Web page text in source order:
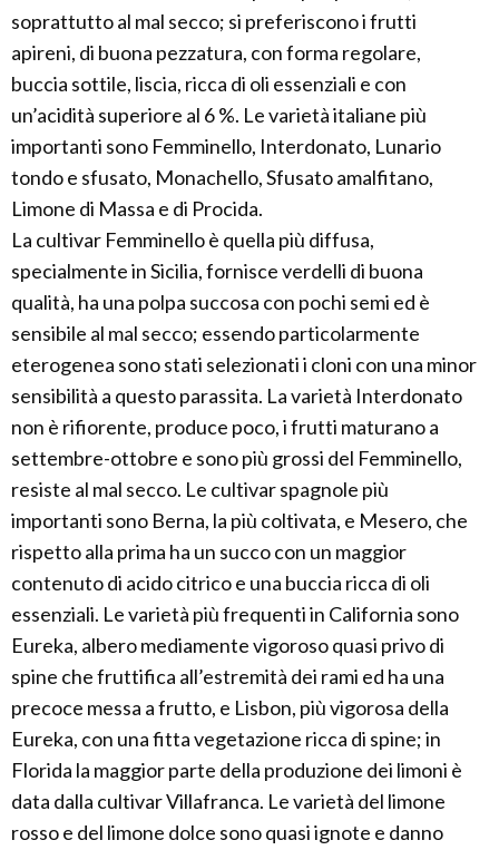
soprattutto al mal secco; si preferiscono i frutti
apireni, di buona pezzatura, con forma regolare,
buccia sottile, liscia, ricca di oli essenziali e con
un’acidità superiore al 6 %. Le varietà italiane più
importanti sono Femminello, Interdonato, Lunario
tondo e sfusato, Monachello, Sfusato amalfitano,
Limone di Massa e di Procida.
La cultivar Femminello è quella più diffusa,
specialmente in Sicilia, fornisce verdelli di buona
qualità, ha una polpa succosa con pochi semi ed è
sensibile al mal secco; essendo particolarmente
eterogenea sono stati selezionati i cloni con una minor
sensibilità a questo parassita. La varietà Interdonato
non è rifiorente, produce poco, i frutti maturano a
settembre-ottobre e sono più grossi del Femminello,
resiste al mal secco. Le cultivar spagnole più
importanti sono Berna, la più coltivata, e Mesero, che
rispetto alla prima ha un succo con un maggior
contenuto di acido citrico e una buccia ricca di oli
essenziali. Le varietà più frequenti in California sono
Eureka, albero mediamente vigoroso quasi privo di
spine che fruttifica all’estremità dei rami ed ha una
precoce messa a frutto, e Lisbon, più vigorosa della
Eureka, con una fitta vegetazione ricca di spine; in
Florida la maggior parte della produzione dei limoni è
data dalla cultivar Villafranca. Le varietà del limone
rosso e del limone dolce sono quasi ignote e danno